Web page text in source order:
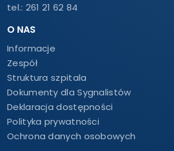
tel.: 261 21 62 84
O NAS
Informacje
Zespół
Struktura szpitala
Dokumenty dla Sygnalistów
Deklaracja dostępności
Polityka prywatności
Ochrona danych osobowych